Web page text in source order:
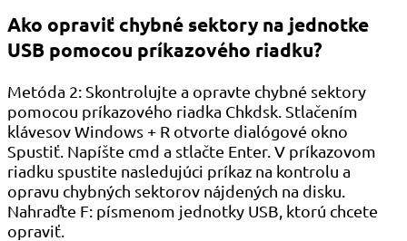
Ako opraviť chybné sektory na jednotke
USB pomocou príkazového riadku?
Metóda 2: Skontrolujte a opravte chybné sektory
pomocou príkazového riadka Chkdsk. Stlačením
klávesov Windows + R otvorte dialógové okno
Spustiť. Napíšte cmd a stlačte Enter. V príkazovom
riadku spustite nasledujúci príkaz na kontrolu a
opravu chybných sektorov nájdených na disku.
Nahraďte F: písmenom jednotky USB, ktorú chcete
opraviť.